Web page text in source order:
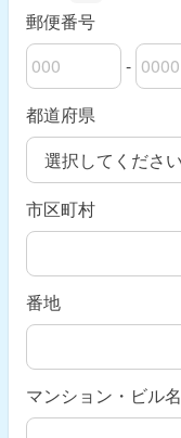
郵便番号
郵便番号の上3桁
-
郵便番号の下4桁
都道府県
市区町村
番地
マンション・ビル名